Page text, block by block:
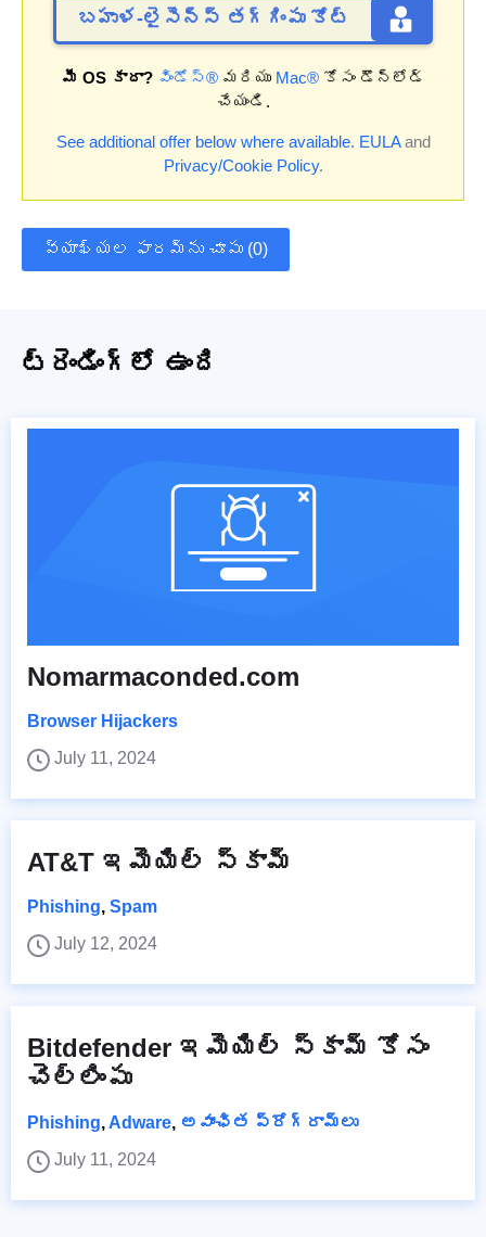
బహుళ-లైసెన్స్ తగ్గింపు కోట్
మీ OS కాదా? విండోస్®మరియు Mac®కోసం డౌన్‌లోడ్
చేయండి.
See additional offer below where available. EULAand
Privacy/Cookie Policy.
వ్యాఖ్యల ఫారమ్‌ను చూపు (0)
ట్రెండింగ్‌లో ఉంది
Nomarmaconded.com
Browser Hijackers
July 11, 2024
AT&T ఇమెయిల్ స్కామ్
Phishing, Spam
July 12, 2024
Bitdefender ఇమెయిల్ స్కామ్ కోసం
చెల్లింపు
Phishing, Adware, అవాంఛిత ప్రోగ్రామ్‌లు
July 11, 2024